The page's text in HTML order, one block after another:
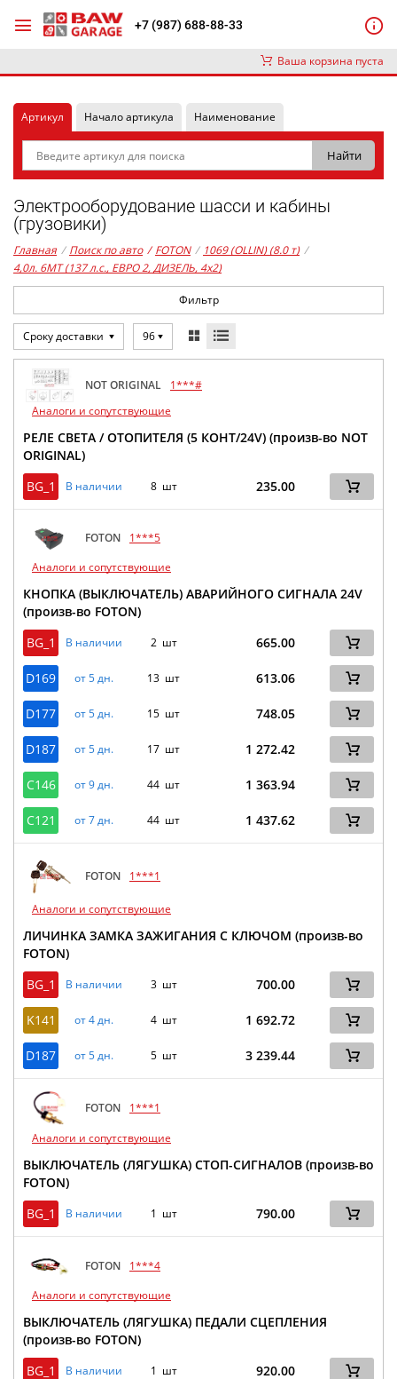
+7 (987) 688-88-33
Ваша корзина пуста
Артикул Начало артикула Наименование
Электрооборудование шасси и кабины
(грузовики)
Главная / Поиск по авто / FOTON / 1069 (OLLIN) (8.0 т) /
4,0л. 6MT (137 л.с., ЕВРО 2, ДИЗЕЛЬ, 4x2)
Фильтр
Сроку доставки 96
NOT ORIGINAL
1***#
Аналоги и сопутствующие
РЕЛЕ СВЕТА / ОТОПИТЕЛЯ (5 КОНТ/24V) (произв-во NOT
ORIGINAL)
BG_1
В наличии 8 шт 235.00
FOTON
1***5
Аналоги и сопутствующие
КНОПКА (ВЫКЛЮЧАТЕЛЬ) АВАРИЙНОГО СИГНАЛА 24V
(произв-во FOTON)
BG_1
В наличии 2 шт 665.00
D169 от 5 дн. 13 шт 613.06
D177 от 5 дн. 15 шт 748.05
D187 от 5 дн. 17 шт 1 272.42
C146 от 9 дн. 44 шт 1 363.94
C121 от 7 дн. 44 шт 1 437.62
FOTON 1***1
Аналоги и сопутствующие
ЛИЧИНКА ЗАМКА ЗАЖИГАНИЯ С КЛЮЧОМ (произв-во
FOTON)
BG_1
В наличии 3 шт 700.00
K141 от 4 дн. 4 шт 1 692.72
D187 от 5 дн. 5 шт 3 239.44
FOTON
1***1
Аналоги и сопутствующие
ВЫКЛЮЧАТЕЛЬ (ЛЯГУШКА) СТОП-СИГНАЛОВ (произв-во
FOTON)
BG_1
В наличии 1 шт 790.00
FOTON
1***4
Аналоги и сопутствующие
ВЫКЛЮЧАТЕЛЬ (ЛЯГУШКА) ПЕДАЛИ СЦЕПЛЕНИЯ
(произв-во FOTON)
BG_1
В наличии 1 шт 920.00